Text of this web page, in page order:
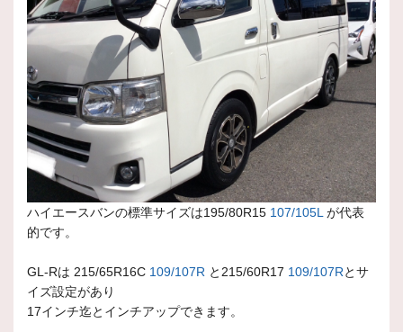
ハイエースバンの標準サイズは195/80R15 107/105L が代表
的です。
GL-Rは 215/65R16C 109/107R と215/60R17 109/107Rとサ
イズ設定があり
17インチ迄とインチアップできます。